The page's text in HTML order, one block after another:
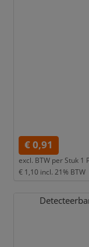
€ 0,91
excl. BTW per Stuk 1
€ 1,10 incl. 21% BTW